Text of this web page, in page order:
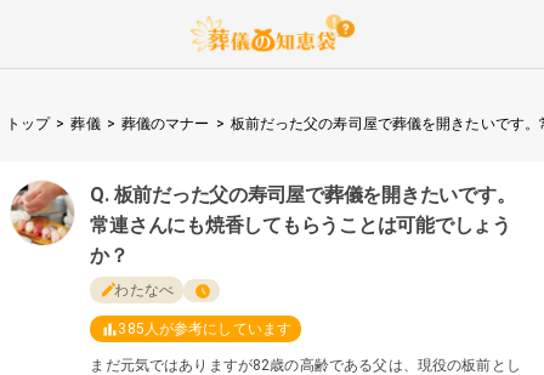
トップ > 葬儀 > 葬儀のマナー > 板前だった父の寿司屋で葬儀を開きたいです
板前だった父の寿司屋で葬儀を開きたいです。
常連さんにも焼香してもらうことは可能でしょう
か？
わたなべ
385 人が参考にしています
まだ元気ではありますが82歳の高齢である父は、現役の板前とし